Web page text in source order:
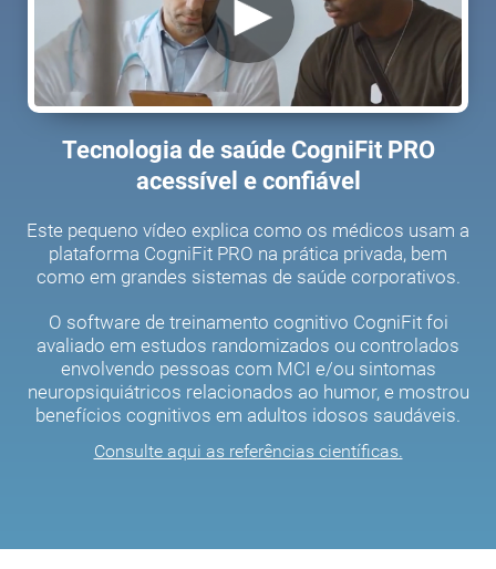
Tecnologia de saúde CogniFit PRO
acessível e confiável
Este pequeno vídeo explica como os médicos usam a
plataforma CogniFit PRO na prática privada, bem
como em grandes sistemas de saúde corporativos.
O software de treinamento cognitivo CogniFit foi
avaliado em estudos randomizados ou controlados
envolvendo pessoas com MCI e/ou sintomas
neuropsiquiátricos relacionados ao humor, e mostrou
benefícios cognitivos em adultos idosos saudáveis.
Consulte aqui as referências científicas.